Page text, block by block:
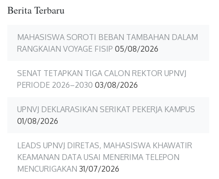
Berita Terbaru
MAHASISWA SOROTI BEBAN TAMBAHAN DALAM
RANGKAIAN VOYAGE FISIP 05/08/2026
SENAT TETAPKAN TIGA CALON REKTOR UPNVJ
PERIODE 2026–2030 03/08/2026
UPNVJ DEKLARASIKAN SERIKAT PEKERJA KAMPUS
01/08/2026
LEADS UPNVJ DIRETAS, MAHASISWA KHAWATIR
KEAMANAN DATA USAI MENERIMA TELEPON
MENCURIGAKAN 31/07/2026